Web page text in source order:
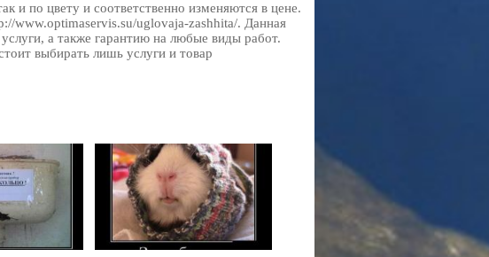
и по цвету и соответственно изменяются в цене.
www.optimaservis.su/uglovaja-zashhita/. Данная
а также гарантию на любые виды работ.
выбирать лишь услуги и товар